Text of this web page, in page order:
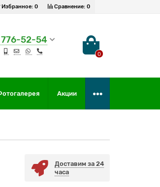
Сравнение: 0
Избранное: 0
776-52-54
0
Акции
Доставим за 24
часа